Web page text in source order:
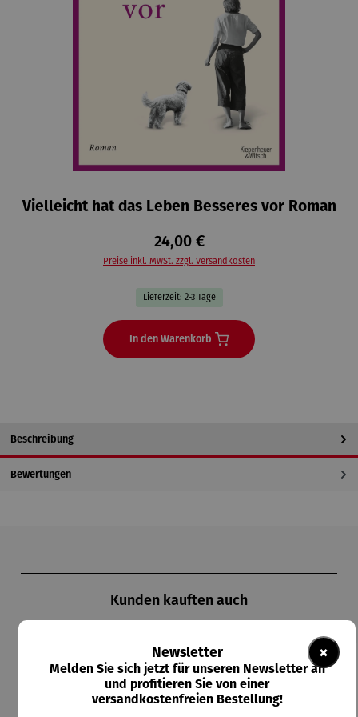
Vielleicht hat das Leben Besseres vor Roman
24,00 €
Preise inkl. MwSt. zzgl. Versandkosten
Lieferzeit: 2-3 Tage
In den Warenkorb
Beschreibung
Bewertungen
Kunden kauften auch
×
Newsletter
Melden Sie sich jetzt für unseren Newsletter an
und profitieren Sie von einer
versandkostenfreien Bestellung!